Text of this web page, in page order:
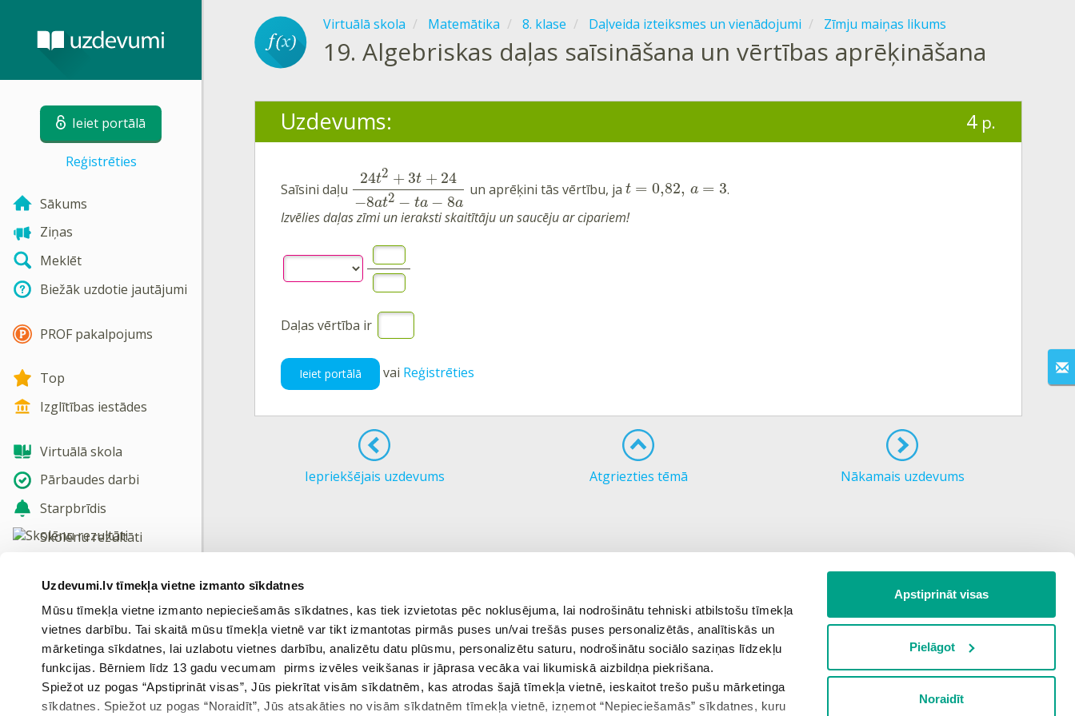
Uzdevumi.lv tīmekļa vietne izmanto sīkdatnes
Mūsu tīmekļa vietne izmanto nepieciešamās sīkdatnes, kas tiek izvietotas pēc noklusējuma, lai nodrošinātu tehniski atbilstošu tīmekļa
vietnes darbību. Tai skaitā mūsu tīmekļa vietnē var tikt izmantotas pirmās puses un/vai trešās puses personalizētās, analītiskās un
mārketinga sīkdatnes, lai uzlabotu vietnes darbību, analizētu datu plūsmu, personalizētu saturu, nodrošinātu sociālo saziņas līdzekļu
funkcijas. Bērniem līdz 13 gadu vecumam pirms izvēles veikšanas ir jāprasa vecāka vai likumiskā aizbildņa piekrišana.
Spiežot uz pogas “Apstiprināt visas”, Jūs piekrītat visām sīkdatnēm, kas atrodas šajā tīmekļa vietnē, ieskaitot trešo pušu mārketinga
sīkdatnes. Spiežot uz pogas “Noraidīt”, Jūs atsakāties no visām sīkdatnēm tīmekļa vietnē, izņemot “Nepieciešamās” sīkdatnes, kuru
Apstiprināt visas
Pielāgot
Noraidīt
Ieiet portālā
Reģistrēties
Sākums
Ziņas
Meklēt
Biežāk uzdotie jautājumi
PROF pakalpojums
Top
Izglītības iestādes
Virtuālā skola
Pārbaudes darbi
Starpbrīdis
Skolēnu rezultāti
Nosūtīt atsauksmi
Skatīt vairāk
Virtuālā skola Matemātika 8. klase Daļveida izteiksmes un vienādojumi Zīmju maiņas likums
19. Algebriskas daļas saīsināšana un vērtības aprēķināšana
Uzdevums: 4 p.
Saīsini daļu
24t2 + 3t + 24
−8at2 − ta − 8a
un aprēķini tās vērtību, ja t = 0,82, a = 3.
Izvēlies daļas zīmi un ieraksti skaitītāju un saucēju ar cipariem!
Daļas vērtība ir
Ieiet portālā vai Reģistrēties
Iepriekšējais uzdevums Atgriezties tēmā Nākamais uzdevums